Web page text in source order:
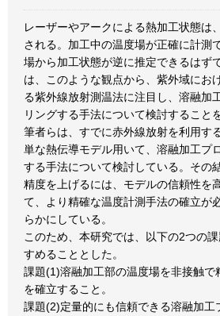
レーザーやアークによる熱加工状態は
される。加工中の温度場が正確に計測
場から加工状態が逆に推定できるはず
は、このような観点から、紫外域にお
る紫外線放射測温法に注目し、溶融加
リングする手法について検討すること
筆者らは、すでに赤外線放射を利用す
単な熱伝導モデル用いて、溶融加工プ
する手法について検討している。その
精度を上げるには、モデルの信頼性を
て、より精確な温度計測手法の確立が
らかにしている。
このため、本研究では、以下の2つの
すめることとした。
課題(1)溶融加工部の温度場を非接触で
を確立すること。
課題(2)定量的にも信頼できる溶融加工